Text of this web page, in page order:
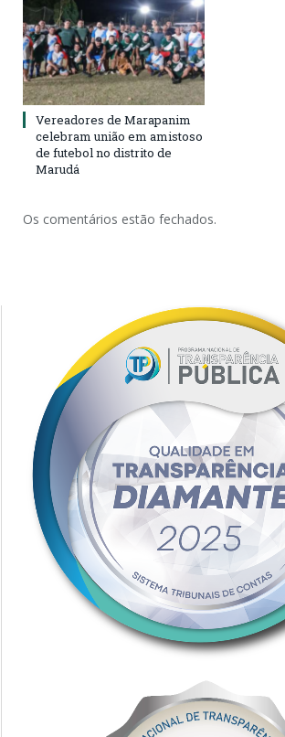
Vereadores de Marapanim
celebram união em amistoso
de futebol no distrito de
Marudá
Os comentários estão fechados.